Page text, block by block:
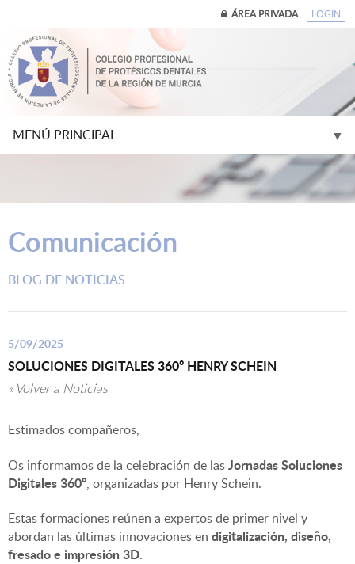
ÁREA PRIVADA LOGIN
MENÚ PRINCIPAL ▼
Comunicación
BLOG DE NOTICIAS
5/09/2025
SOLUCIONES DIGITALES 360º HENRY SCHEIN
« Volver a Noticias
Estimados compañeros,
Os informamos de la celebración de lasJornadas Soluciones
Digitales 360º, organizadas por Henry Schein.
Estas formaciones reúnen a expertos de primer nivel y
abordan las últimas innovaciones en digitalización, diseño,
fresado e impresión 3D.